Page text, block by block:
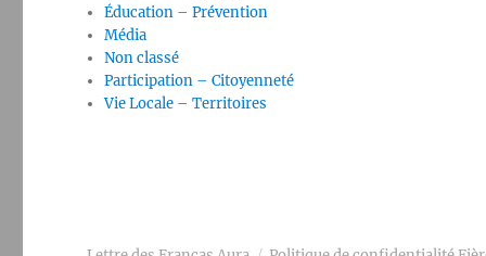
Éducation – Prévention
Média
Non classé
Participation – Citoyenneté
Vie Locale – Territoires